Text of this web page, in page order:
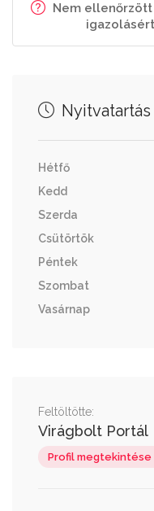
Nem
Nyitvatartás
Hétfő
Kedd
Szerda
Csütörtök
Péntek
Szombat
Vasárnap
Feltöltötte:
Virágbolt Portál
Profil megtekintése